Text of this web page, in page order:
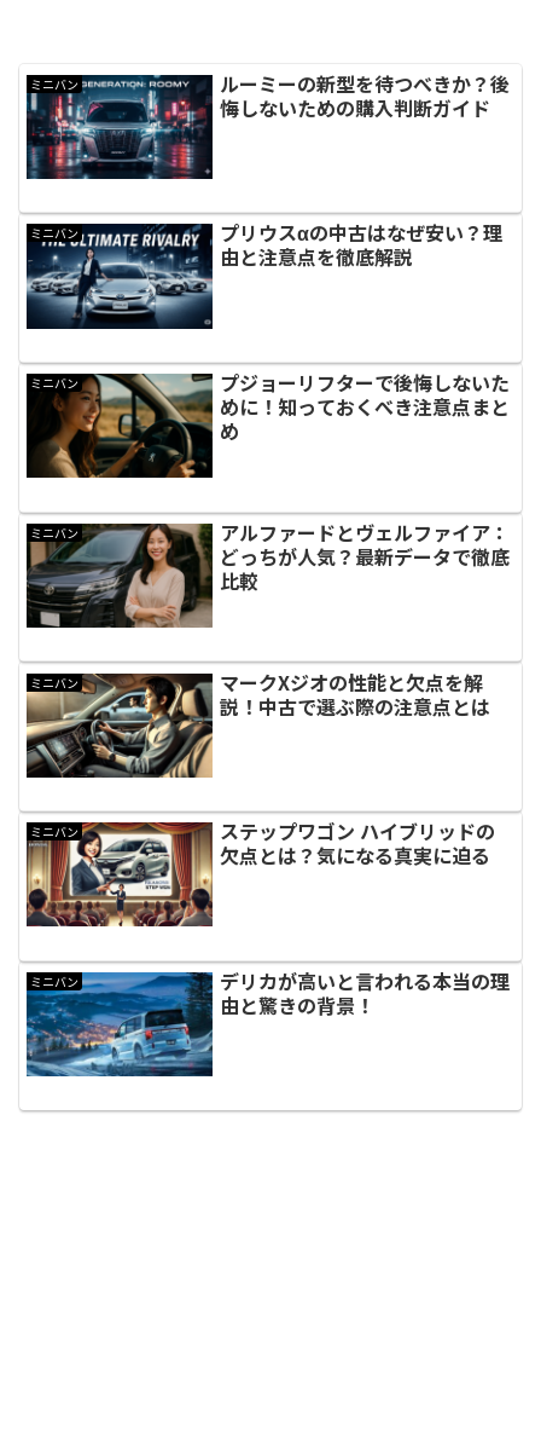
ミニバン
ルーミーの新型を待つべきか？後
悔しないための購入判断ガイド
ミニバン
プリウスαの中古はなぜ安い？理
由と注意点を徹底解説
ミニバン
プジョーリフターで後悔しないた
めに！知っておくべき注意点まと
め
ミニバン
アルファードとヴェルファイア：
どっちが人気？最新データで徹底
比較
ミニバン
マークXジオの性能と欠点を解
説！中古で選ぶ際の注意点とは
ミニバン
ステップワゴン ハイブリッドの
欠点とは？気になる真実に迫る
ミニバン
デリカが高いと言われる本当の理
由と驚きの背景！